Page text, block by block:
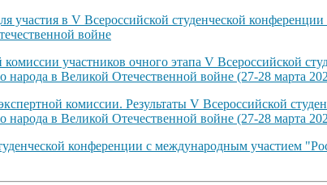
участия в V Всероссийской студенческой
войне
комиссии участников очного этапа V Всероссийской
народа в Великой Отечественной войне (27-28 марта
комиссии. Результаты V Всероссийской
народа в Великой Отечественной войне (27-28 марта
конференции с международным участием